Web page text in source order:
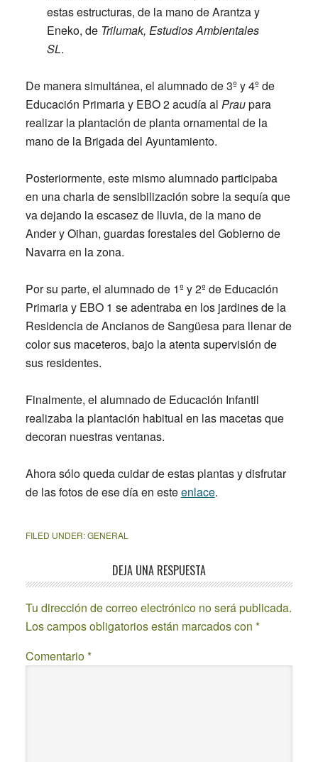
estas estructuras, de la mano de Arantza y
Eneko, de Trilumak, Estudios Ambientales
SL.
De manera simultánea, el alumnado de 3º y 4º de
Educación Primaria y EBO 2 acudía al Praupara
realizar la plantación de planta ornamental de la
mano de la Brigada del Ayuntamiento.
Posteriormente, este mismo alumnado participaba
en una charla de sensibilización sobre la sequía que
va dejando la escasez de lluvia, de la mano de
Ander y Oihan, guardas forestales del Gobierno de
Navarra en la zona.
Por su parte, el alumnado de 1º y 2º de Educación
Primaria y EBO 1 se adentraba en los jardines de la
Residencia de Ancianos de Sangüesa para llenar de
color sus maceteros, bajo la atenta supervisión de
sus residentes.
Finalmente, el alumnado de Educación Infantil
realizaba la plantación habitual en las macetas que
decoran nuestras ventanas.
Ahora sólo queda cuidar de estas plantas y disfrutar
de las fotos de ese día en esteenlace.
FILED UNDER:GENERAL
Interactions
DEJA UNA RESPUESTA
Tu dirección de correo electrónico no será publicada.
Los campos obligatorios están marcados con *
Comentario*